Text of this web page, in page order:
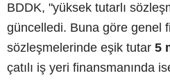
BDDK, "yüksek tutarlı
güncelledi. Buna göre genel
sözleşmelerinde eşik tutar 5
çatılı iş yeri finansmanında